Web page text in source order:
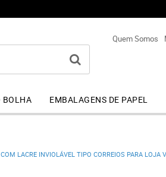
Quem Somos
BOLHA EMBALAGENS DE PAPEL
LACRE INVIOLÁVEL TIPO CORREIOS PARA LOJA